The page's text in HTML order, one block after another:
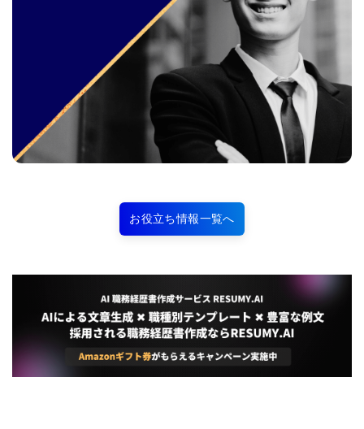
お役立ち情報一覧へ